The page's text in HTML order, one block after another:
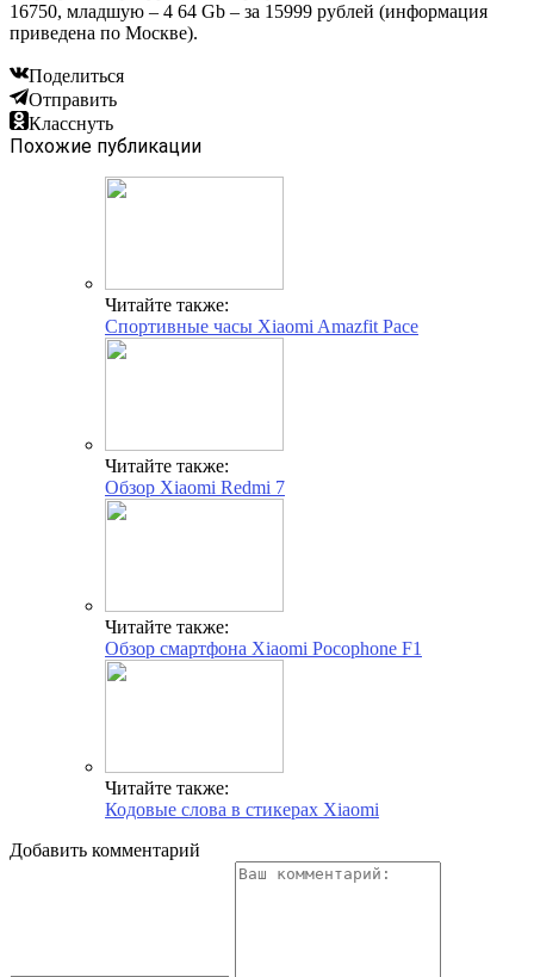
16750, младшую – 4 64 Gb – за 15999 рублей (информация
приведена по Москве).
Поделиться
Отправить
Класснуть
Похожие публикации
Читайте также:
Спортивные часы Xiaomi Amazfit Pace
Читайте также:
Обзор Xiaomi Redmi 7
Читайте также:
Обзор смартфона Xiaomi Pocophone F1
Читайте также:
Кодовые слова в стикерах Xiaomi
Добавить комментарий